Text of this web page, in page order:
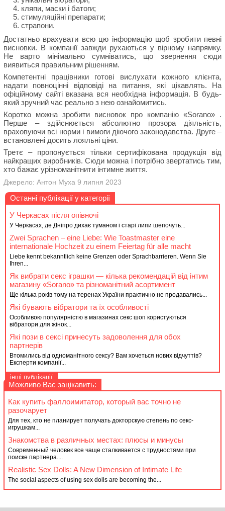
кляпи, маски і батоги;
стимуляційні препарати;
страпони.
Достатньо врахувати всю цю інформацію щоб зробити певні
висновки. В компанії завжди рухаються у вірному напрямку.
Не варто мінімально сумніватись, що звернення сюди
виявиться правильним рішенням.
Компетентні працівники готові вислухати кожного клієнта,
надати повноцінні відповіді на питання, які цікавлять. На
офіційному сайті вказана вся необхідна інформація. В будь-
який зручний час реально з нею ознайомитись.
Коротко можна зробити висновок про компанію «Sorano» .
Перше – здійснюється абсолютно прозора діяльність,
враховуючи всі норми і вимоги діючого законодавства. Друге –
встановлені досить лояльні ціни.
Третє – пропонується тільки сертифікована продукція від
найкращих виробників. Сюди можна і потрібно звертатись тим,
хто бажає урізноманітнити інтимне життя.
Джерело: Антон Муха 9 липня 2023
Останні публікації у категорії
У Черкасах після опівночі
У Черкасах, де Дніпро дихає туманом і старі липи шепочуть...
Zwei Sprachen – eine Liebe: Wie Toastmaster eine
internationale Hochzeit zu einem Feiertag für alle macht
Liebe kennt bekanntlich keine Grenzen oder Sprachbarrieren. Wenn Sie
Ihren...
Як вибрати секс іграшки — кілька рекомендацій від інтим
магазину «Sorano» та різноманітний асортимент
Ще кілька років тому на теренах України практично не продавались...
Які бувають вібратори та їх особливості
Особливою популярністю в магазинах секс шоп користуються
вібратори для жінок...
Які пози в сексі принесуть задоволення для обох
партнерів
Втомились від одноманітного сексу? Вам хочеться нових відчуттів?
Експерти компанії...
інші публікації
Можливо Вас зацікавить:
Как купить фаллоимитатор, который вас точно не
разочарует
Для тех, кто не планирует получать докторскую степень по секс-
игрушкам...
Знакомства в различных местах: плюсы и минусы
Современный человек все чаще сталкивается с трудностями при
поиске партнера....
Realistic Sex Dolls: A New Dimension of Intimate Life
The social aspects of using sex dolls are becoming the...